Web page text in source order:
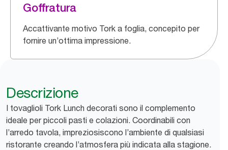
Goffratura
Accattivante motivo Tork a foglia, concepito per
fornire un’ottima impressione.
Descrizione
I tovaglioli Tork Lunch decorati sono il complemento
ideale per piccoli pasti e colazioni. Coordinabili con
l’arredo tavola, impreziosiscono l’ambiente di qualsiasi
ristorante creando l’atmosfera più indicata alla stagione.